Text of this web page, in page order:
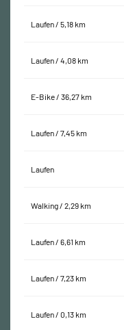
Laufen / 5,18 km
Laufen / 4,08 km
E-Bike / 36,27 km
Laufen / 7,45 km
Laufen
Walking / 2,29 km
Laufen / 6,61 km
Laufen / 7,23 km
Laufen / 0,13 km